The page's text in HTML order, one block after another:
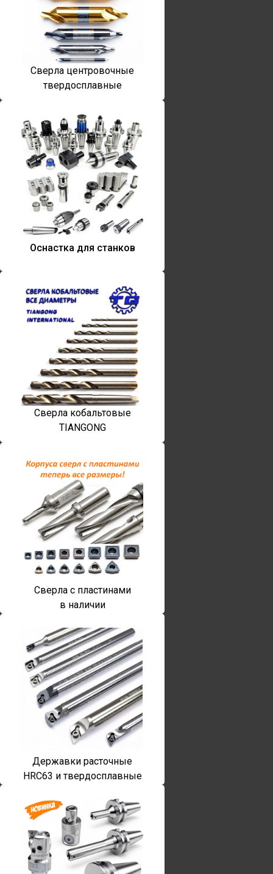
Сверла центровочные
твердосплавные
Оснастка для станков
Сверла кобальтовые
TIANGONG
Сверла с пластинами
в наличии
Державки расточные
HRC63 и твердосплавные